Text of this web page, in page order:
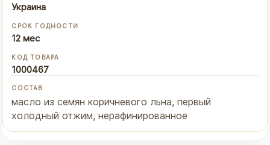
Украина
СРОК ГОДНОСТИ
12 мес
КОД ТОВАРА
1000467
СОСТАВ
масло из семян коричневого льна, первый
холодный отжим, нерафинированное